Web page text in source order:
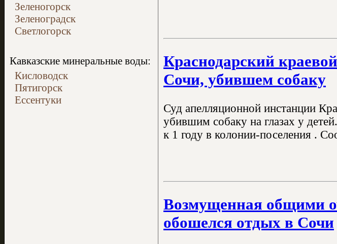
Зеленогорск
Зеленоградск
Светлогорск
Кавказские минеральные воды:
Кисловодск
Пятигорск
Ессентуки
Краснодарский
Сочи, убившем собаку
Суд апелляционной инстанции
убившим собаку на глазах у
к 1 году в колонии-поселения .
Возмущенная общими
обошелся отдых в Сочи